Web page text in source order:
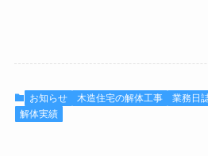
お知らせ 木造住宅の解体工事 業務日
解体実績